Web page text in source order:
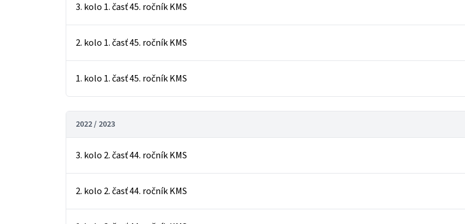
3. kolo 1. časť 45. ročník KMS
2. kolo 1. časť 45. ročník KMS
1. kolo 1. časť 45. ročník KMS
2022 / 2023
3. kolo 2. časť 44. ročník KMS
2. kolo 2. časť 44. ročník KMS